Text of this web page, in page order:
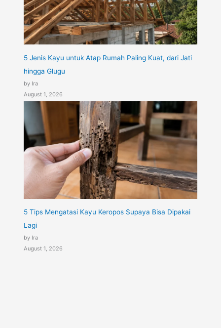
5 Jenis Kayu untuk Atap Rumah Paling Kuat, dari Jati
hingga Glugu
by Ira
August 1, 2026
5 Tips Mengatasi Kayu Keropos Supaya Bisa Dipakai
Lagi
by Ira
August 1, 2026